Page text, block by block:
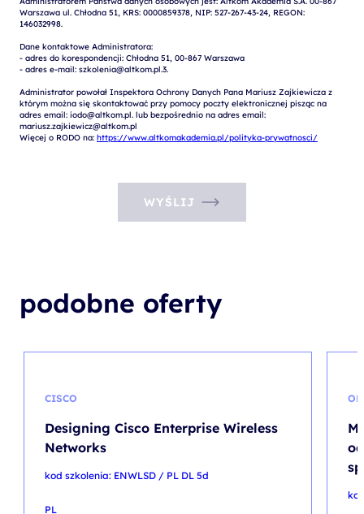
Warszawa ul. Chłodna 51, KRS: 0000859378, NIP: 527-267-43-24, REGON:
146032998.
Dane kontaktowe Administratora:
- adres do korespondencji: Chłodna 51, 00-867 Warszawa
- adres e-mail: szkolenia@altkom.pl.3.
Administrator powołał Inspektora Ochrony Danych Pana Mariusz Zajkiewicza z
którym można się skontaktować przy pomocy poczty elektronicznej pisząc na
adres email: iodo@altkom.pl. lub bezpośrednio na adres email:
mariusz.zajkiewicz@altkom.pl
Więcej o RODO na: https://www.altkomakademia.pl/polityka-prywatnosci/
WYŚLIJ
podobne oferty
CISCO
Designing Cisco Enterprise Wireless
Networks
kod szkolenia: ENWLSD / PL DL 5d
PL